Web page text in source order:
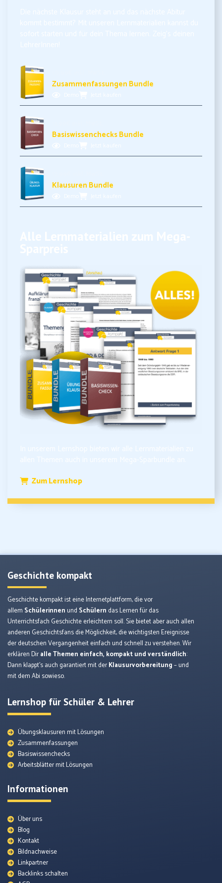
Zusammenfassungen Bundle
Basiswissenchecks Bundle
Klausuren Bundle
Zum Lernshop
Quellenmaterial
Geschichte kompakt
Geschichte kompakt ist eine Internetplattform, die vor
allem Schülerinnen und Schülern das Lernen für das
Unterrichtsfach Geschichte erleichtern soll. Sie bietet aber auch allen
anderen Geschichtsfans die Möglichkeit, die wichtigsten Ereignisse
der deutschen Vergangenheit einfach und schnell zu verstehen. Wir
erklären Diralle Themen einfach, kompakt und verständlich:
Dann klappt’s auch garantiert mit derKlausurvorbereitung– und
mit dem Abi sowieso.
Lernshop für Schüler & Lehrer
Übungsklausuren mit Lösungen
Zusammenfassungen
Basiswissenchecks
Arbeitsblätter mit Lösungen
Informationen
Über uns
Blog
Kontakt
Bildnachweise
Linkpartner
Backlinks schalten